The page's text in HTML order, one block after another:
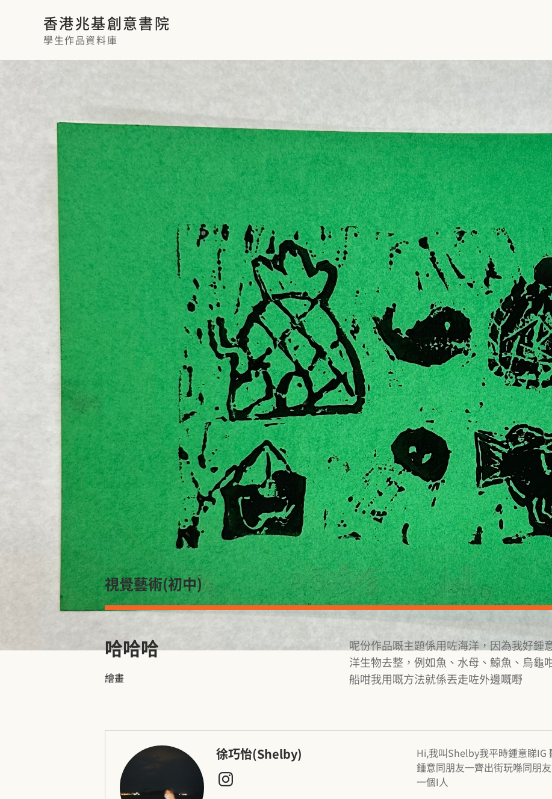
香港兆基創意書院
學生作品資料庫
視覺藝術（初中）
哈哈哈
繪畫
呢份作品嘅主題係用咗海洋，因為我好鍾
洋生物去整，例如魚、水母、鯨魚、烏龜
船咁我用嘅方法就係丟走咗外邊嘅嘢
徐巧怡（Shelby）
Hi,我叫Shelby我平時鍾意睇IG
鍾意同朋友一齊出街玩喺同朋
一個I人